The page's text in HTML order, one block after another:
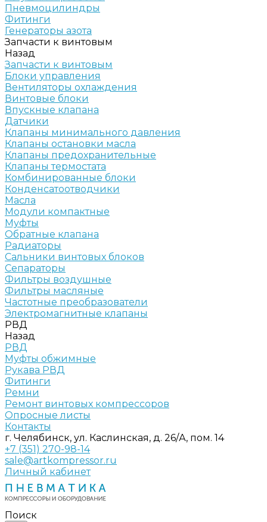
Пневмоцилиндры
Фитинги
Генераторы азота
Запчасти к винтовым
Назад
Запчасти к винтовым
Блоки управления
Вентиляторы охлаждения
Винтовые блоки
Впускные клапана
Датчики
Клапаны минимального давления
Клапаны остановки масла
Клапаны предохранительные
Клапаны термостата
Комбинированные блоки
Конденсатоотводчики
Масла
Модули компактные
Муфты
Обратные клапана
Радиаторы
Сальники винтовых блоков
Сепараторы
Фильтры воздушные
Фильтры масляные
Частотные преобразователи
Электромагнитные клапаны
РВД
Назад
РВД
Муфты обжимные
Рукава РВД
Фитинги
Ремни
Ремонт винтовых компрессоров
Опросные листы
Контакты
г. Челябинск, ул. Каслинская, д. 26/А, пом. 14
+7 (351) 270-98-14
sale@artkompressor.ru
Личный кабинет
Поиск